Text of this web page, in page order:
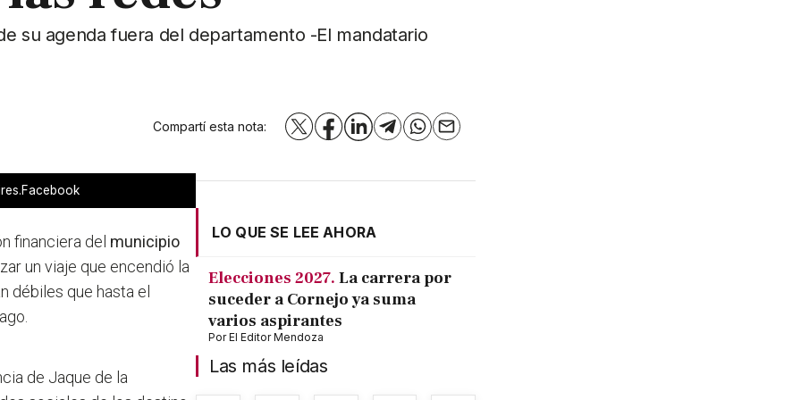
su agenda fuera del departamento -El mandatario
Compartí esta nota: X Facebook
LinkedInTelegramWhatsApp
Email
financiera del municipio
un viaje que encendió la
débiles que hasta el
de Jaque de la
LO QUE SE LEE AHORA
Elecciones 2027. La carrera por
suceder a Cornejo ya suma
varios aspirantes
PorEl Editor Mendoza
Las más leídas